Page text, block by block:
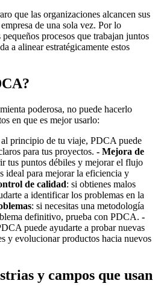
que las organizaciones alcancen sus
de una sola vez. Por lo
procesos que trabajan juntos
a alinear estratégicamente estos
poderosa, no puede hacerlo
en que es mejor usarlo:
al principio de tu viaje, PDCA puede
para tus proyectos. - Mejora de
tus puntos débiles y mejorar el flujo
ideal para mejorar la eficiencia y
de calidad: si obtienes malos
a identificar los problemas en la
: si necesitas una metodología
definitivo, prueba con PDCA. -
puede ayudarte a probar nuevas
y evolucionar productos hacia nuevos
y campos que usan